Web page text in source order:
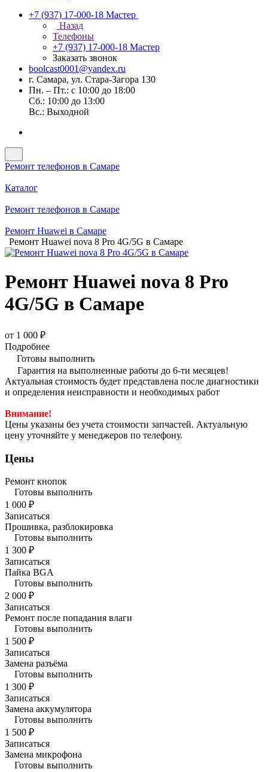
+7 (937) 17-000-18 Мастер
Назад
Телефоны
+7 (937) 17-000-18 Мастер
Заказать звонок
boolcast0001@yandex.ru
г. Самара, ул. Стара-Загора 130
Пн. – Пт.: с 10:00 до 18:00
Сб.: 10:00 до 13:00
Вс.: Выходной
Ремонт телефонов в Самаре
Каталог
Ремонт телефонов в Самаре
Ремонт Huawei в Самаре
Ремонт Huawei nova 8 Pro 4G/5G в Самаре
Ремонт Huawei nova 8 Pro
4G/5G в Самаре
от 1 000 ₽
Подробнее
Готовы выполнить
Гарантия на выполненные работы до 6-ти месяцев!
Актуальная стоимость будет представлена после диагностики
и определения неисправности и необходимых работ
Внимание!
Цены указаны без учета стоимости запчастей. Актуальную
цену уточняйте у менеджеров по телефону.
Цены
Ремонт кнопок
Готовы выполнить
1 000 ₽
Записаться
Прошивка, разблокировка
Готовы выполнить
1 300 ₽
Записаться
Пайка BGA
Готовы выполнить
2 000 ₽
Записаться
Ремонт после попадания влаги
Готовы выполнить
1 500 ₽
Записаться
Замена разъёма
Готовы выполнить
1 300 ₽
Записаться
Замена аккумулятора
Готовы выполнить
1 500 ₽
Записаться
Замена микрофона
Готовы выполнить